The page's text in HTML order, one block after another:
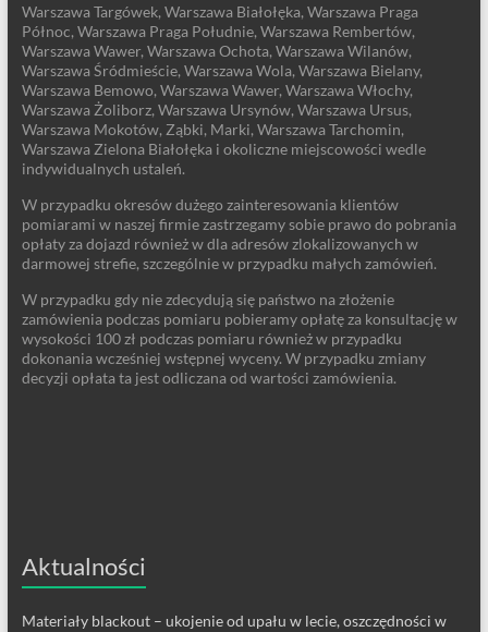
Warszawa Targówek, Warszawa Białołęka, Warszawa Praga
Północ, Warszawa Praga Południe, Warszawa Rembertów,
Warszawa Wawer, Warszawa Ochota, Warszawa Wilanów,
Warszawa Śródmieście, Warszawa Wola, Warszawa Bielany,
Warszawa Bemowo, Warszawa Wawer, Warszawa Włochy,
Warszawa Żoliborz, Warszawa Ursynów, Warszawa Ursus,
Warszawa Mokotów, Ząbki, Marki, Warszawa Tarchomin,
Warszawa Zielona Białołęka i okoliczne miejscowości wedle
indywidualnych ustaleń.
W przypadku okresów dużego zainteresowania klientów
pomiarami w naszej firmie zastrzegamy sobie prawo do pobrania
opłaty za dojazd również w dla adresów zlokalizowanych w
darmowej strefie, szczególnie w przypadku małych zamówień.
W przypadku gdy nie zdecydują się państwo na złożenie
zamówienia podczas pomiaru pobieramy opłatę za konsultację w
wysokości 100 zł podczas pomiaru również w przypadku
dokonania wcześniej wstępnej wyceny. W przypadku zmiany
decyzji opłata ta jest odliczana od wartości zamówienia.
Aktualności
Materiały blackout – ukojenie od upału w lecie, oszczędności w